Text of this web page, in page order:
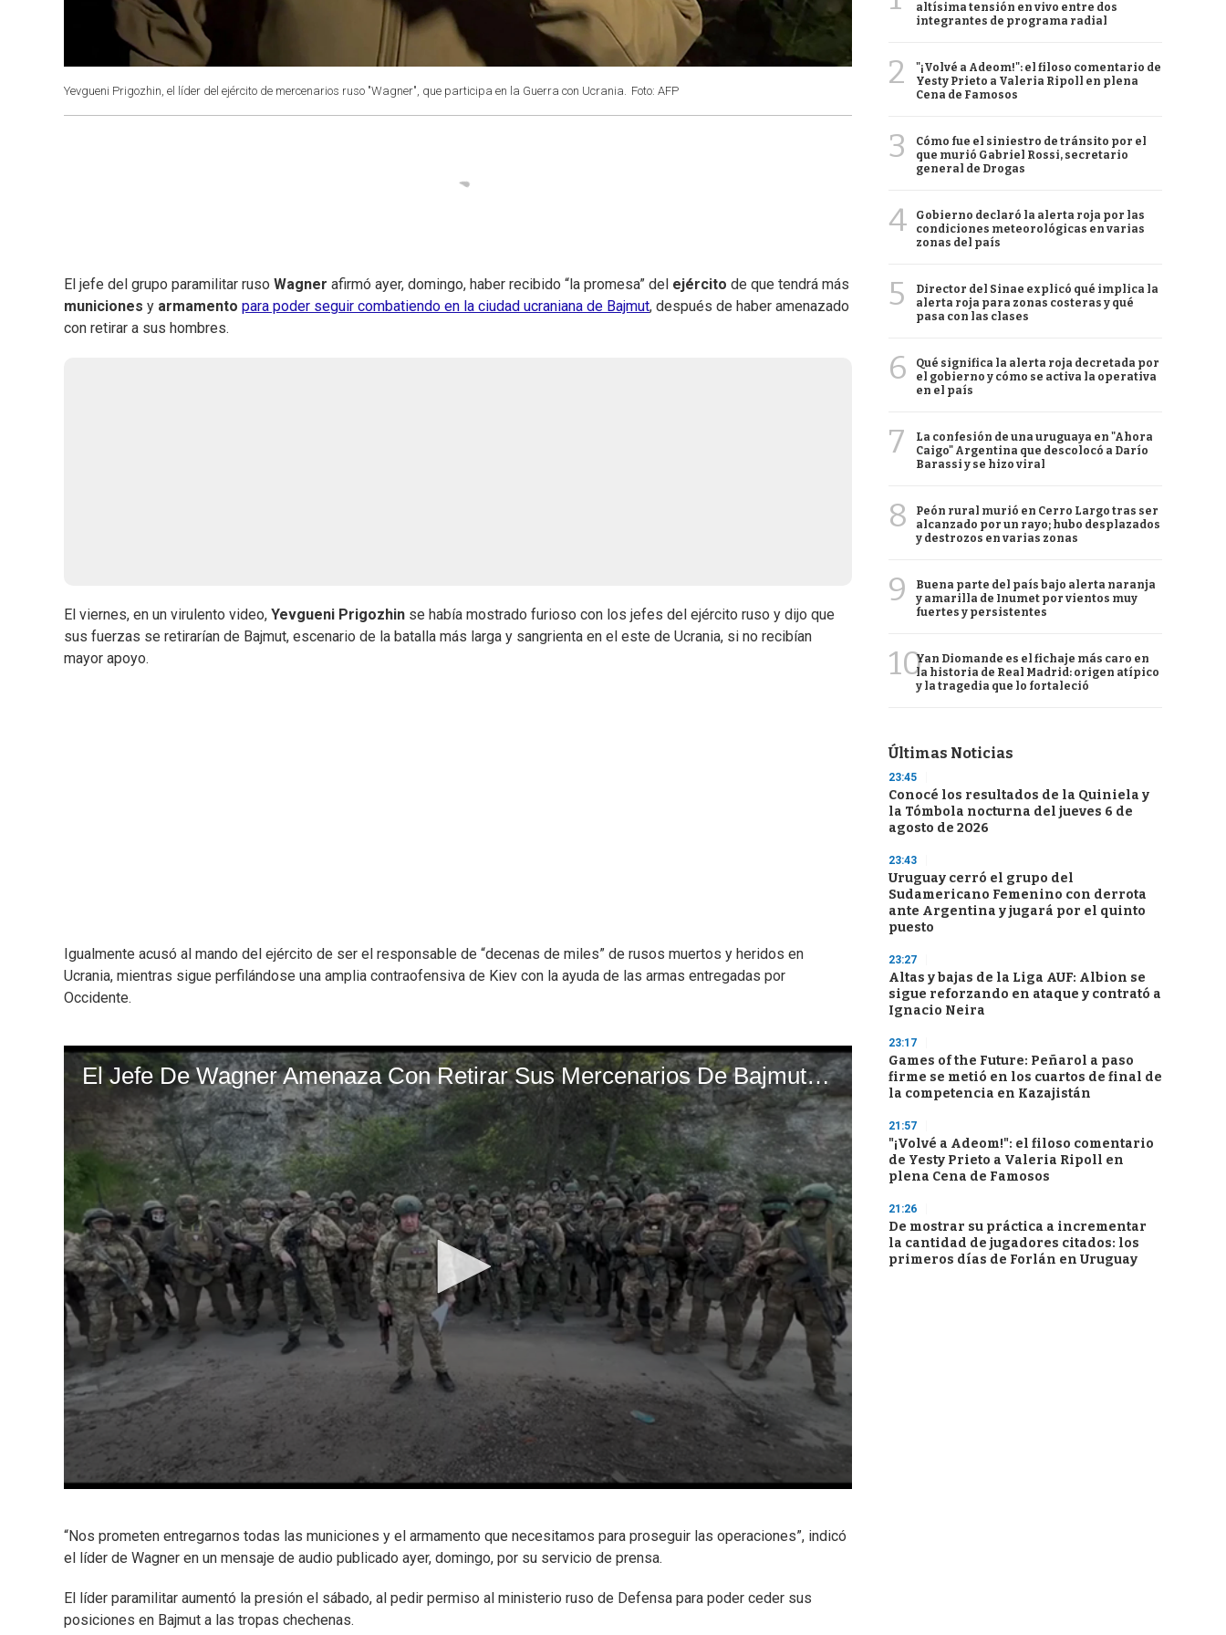
Yevgueni Prigozhin, el líder del ejército de mercenarios ruso "Wagner", que participa en la Guerra con Ucrania. Foto: AFP
El jefe del grupo paramilitar ruso Wagner afirmó ayer, domingo, haber recibido “la promesa” del ejército de que tendrá más
municiones y armamento para poder seguir combatiendo en la ciudad ucraniana de Bajmut, después de haber amenazado
con retirar a sus hombres.
El viernes, en un virulento video, Yevgueni Prigozhin se había mostrado furioso con los jefes del ejército ruso y dijo que
sus fuerzas se retirarían de Bajmut, escenario de la batalla más larga y sangrienta en el este de Ucrania, si no recibían
mayor apoyo.
Igualmente acusó al mando del ejército de ser el responsable de “decenas de miles” de rusos muertos y heridos en
Ucrania, mientras sigue perfilándose una amplia contraofensiva de Kiev con la ayuda de las armas entregadas por
Occidente.
“Nos prometen entregarnos todas las municiones y el armamento que necesitamos para proseguir las operaciones”, indicó
el líder de Wagner en un mensaje de audio publicado ayer, domingo, por su servicio de prensa.
El líder paramilitar aumentó la presión el sábado, al pedir permiso al ministerio ruso de Defensa para poder ceder sus
posiciones en Bajmut a las tropas chechenas.
altísima tensión en vivo entre dos
integrantes de programa radial
2
"¡Volvé a Adeom!": el filoso comentario de
Yesty Prieto a Valeria Ripoll en plena
Cena de Famosos
3
Cómo fue el siniestro de tránsito por el
que murió Gabriel Rossi, secretario
general de Drogas
4
Gobierno declaró la alerta roja por las
condiciones meteorológicas en varias
zonas del país
5
Director del Sinae explicó qué implica la
alerta roja para zonas costeras y qué
pasa con las clases
6
Qué significa la alerta roja decretada por
el gobierno y cómo se activa la operativa
en el país
7
La confesión de una uruguaya en "Ahora
Caigo" Argentina que descolocó a Darío
Barassi y se hizo viral
8
Peón rural murió en Cerro Largo tras ser
alcanzado por un rayo; hubo desplazados
y destrozos en varias zonas
9
Buena parte del país bajo alerta naranja
y amarilla de Inumet por vientos muy
fuertes y persistentes
10Yan Diomande es el fichaje más caro en
la historia de Real Madrid: origen atípico
y la tragedia que lo fortaleció
Últimas Noticias
23:45
Conocé los resultados de la Quiniela y
la Tómbola nocturna del jueves 6 de
agosto de 2026
23:43
Uruguay cerró el grupo del
Sudamericano Femenino con derrota
ante Argentina y jugará por el quinto
puesto
23:27
Altas y bajas de la Liga AUF: Albion se
sigue reforzando en ataque y contrató a
Ignacio Neira
23:17
Games of the Future: Peñarol a paso
firme se metió en los cuartos de final de
la competencia en Kazajistán
21:57
"¡Volvé a Adeom!": el filoso comentario
de Yesty Prieto a Valeria Ripoll en
plena Cena de Famosos
21:26
De mostrar su práctica a incrementar
la cantidad de jugadores citados: los
primeros días de Forlán en Uruguay